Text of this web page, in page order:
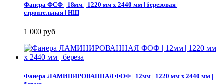
Фанера ФСФ | 18мм | 1220 мм х 2440 мм | березовая |
строительная | НШ
1 000 руб
Фанера ЛАМИНИРОВАННАЯ ФОФ | 12мм | 1220 мм х 2440 мм |